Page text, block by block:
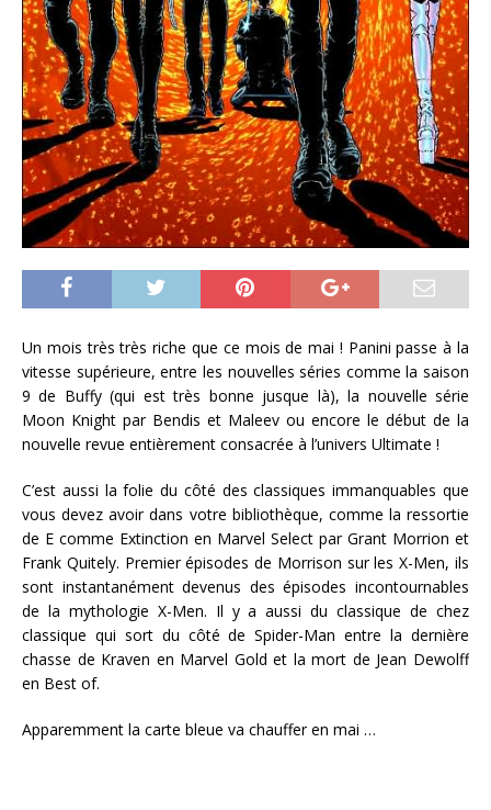
Un mois très très riche que ce mois de mai ! Panini passe à la
vitesse supérieure, entre les nouvelles séries comme la saison
9 de Buffy (qui est très bonne jusque là), la nouvelle série
Moon Knight par Bendis et Maleev ou encore le début de la
nouvelle revue entièrement consacrée à l’univers Ultimate !
C’est aussi la folie du côté des classiques immanquables que
vous devez avoir dans votre bibliothèque, comme la ressortie
de E comme Extinction en Marvel Select par Grant Morrion et
Frank Quitely. Premier épisodes de Morrison sur les X-Men, ils
sont instantanément devenus des épisodes incontournables
de la mythologie X-Men. Il y a aussi du classique de chez
classique qui sort du côté de Spider-Man entre la dernière
chasse de Kraven en Marvel Gold et la mort de Jean Dewolff
en Best of.
Apparemment la carte bleue va chauffer en mai …